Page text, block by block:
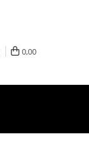
0,00